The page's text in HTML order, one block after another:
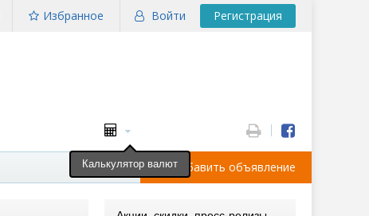
Войти Регистрация
Избранное
Добавить объявление
Калькулятор валют